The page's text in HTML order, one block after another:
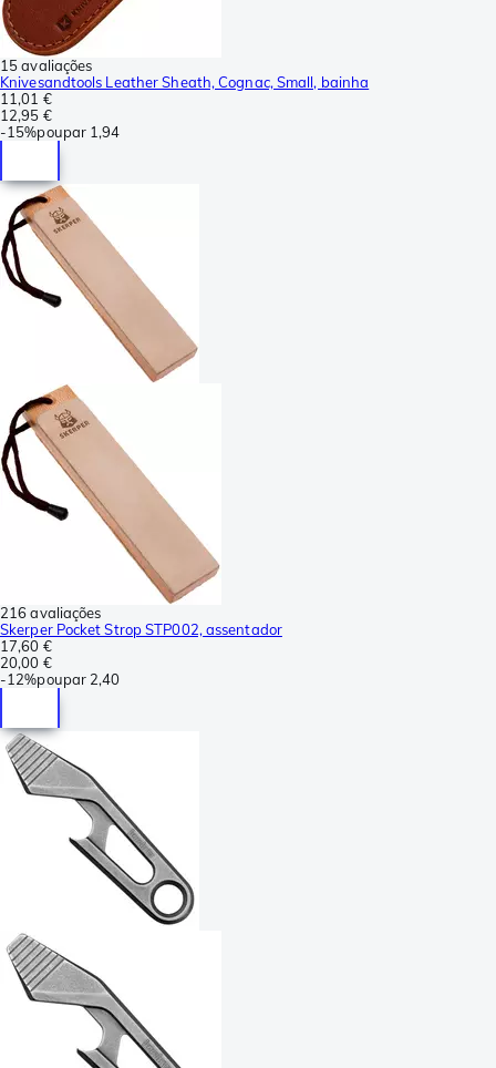
15 avaliações
Knivesandtools Leather Sheath, Cognac, Small, bainha
11,01 €
12,95 €
-15%poupar 1,94
216 avaliações
Skerper Pocket Strop STP002, assentador
17,60 €
20,00 €
-12%poupar 2,40